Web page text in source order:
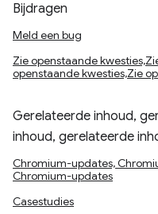
Bijdragen
Meld een bug
Zie openstaande
openstaande kwesties,Zie
Gerelateerde inhoud,
inhoud, gerelateerde
Chromium-updates,
Chromium-updates
Casestudies